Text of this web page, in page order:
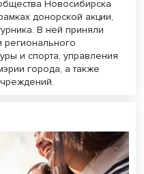
Новосибирска
донорской акции,
В ней приняли
регионального
и спорта, управления
города, а также